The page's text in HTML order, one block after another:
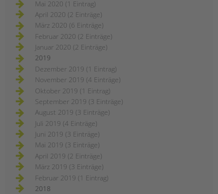
Mai 2020 (1 Eintrag)
April 2020 (2 Einträge)
März 2020 (6 Einträge)
Februar 2020 (2 Einträge)
Januar 2020 (2 Einträge)
2019
Dezember 2019 (1 Eintrag)
November 2019 (4 Einträge)
Oktober 2019 (1 Eintrag)
September 2019 (3 Einträge)
August 2019 (3 Einträge)
Juli 2019 (4 Einträge)
Juni 2019 (3 Einträge)
Mai 2019 (3 Einträge)
April 2019 (2 Einträge)
März 2019 (3 Einträge)
Februar 2019 (1 Eintrag)
2018